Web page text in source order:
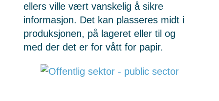
ellers ville vært vanskelig å sikre
informasjon. Det kan plasseres midt i
produksjonen, på lageret eller til og
med der det er for vått for papir.